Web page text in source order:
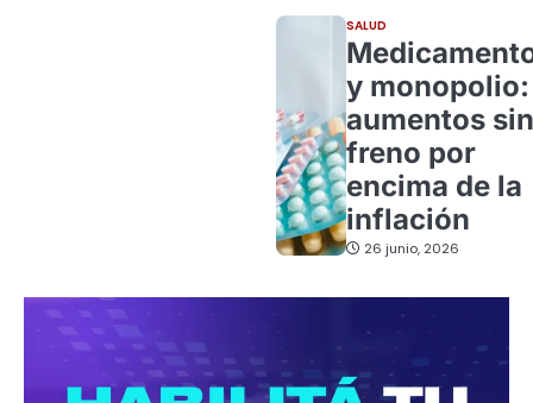
SALUD
y monopolio:
aumentos sin
freno por
encima de la
inflación
26 junio, 2026